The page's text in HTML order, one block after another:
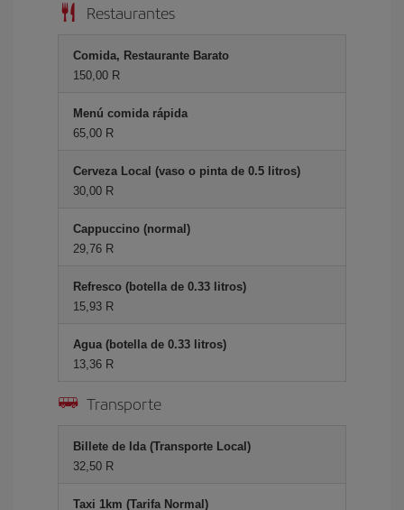
Restaurantes
Comida, Restaurante Barato
150,00 R
Menú comida rápida
65,00 R
Cerveza Local (vaso o pinta de 0.5 litros)
30,00 R
Cappuccino (normal)
29,76 R
Refresco (botella de 0.33 litros)
15,93 R
Agua (botella de 0.33 litros)
13,36 R
Transporte
Billete de Ida (Transporte Local)
32,50 R
Taxi 1km (Tarifa Normal)